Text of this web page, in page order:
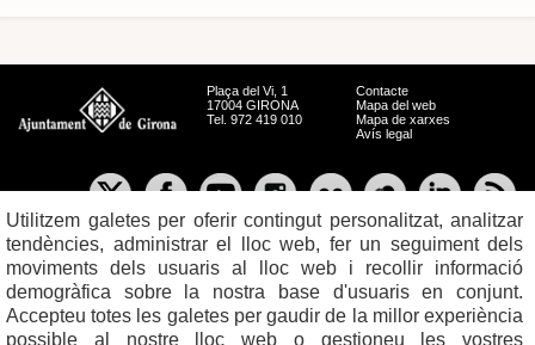
Plaça del Vi, 1
17004 GIRONA
Tel. 972 419 010
Contacte
Mapa del web
Mapa de xarxes
Avís legal
Utilitzem galetes per oferir contingut personalitzat, analitzar
tendències, administrar el lloc web, fer un seguiment dels
moviments dels usuaris al lloc web i recollir informació
demogràfica sobre la nostra base d'usuaris en conjunt.
Accepteu totes les galetes per gaudir de la millor experiència
possible al nostre lloc web o gestioneu les vostres